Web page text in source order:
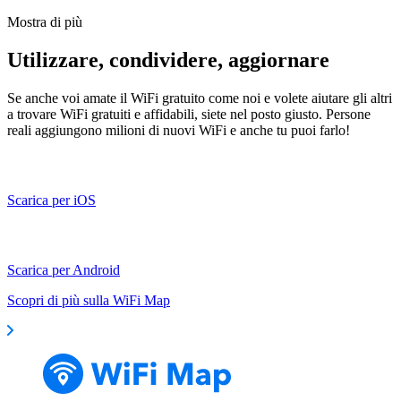
Mostra di più
Utilizzare, condividere, aggiornare
Se anche voi amate il WiFi gratuito come noi e volete aiutare gli altri
a trovare WiFi gratuiti e affidabili, siete nel posto giusto. Persone
reali aggiungono milioni di nuovi WiFi e anche tu puoi farlo!
Scarica per iOS
Scarica per Android
Scopri di più sulla WiFi Map